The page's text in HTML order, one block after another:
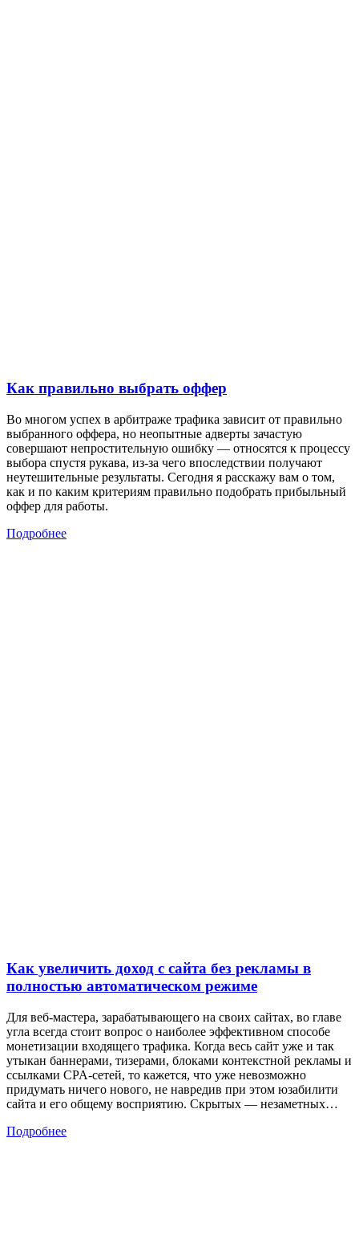
Как правильно выбрать оффер
Во многом успех в арбитраже трафика зависит от правильно
выбранного оффера, но неопытные адверты зачастую
совершают непростительную ошибку — относятся к процессу
выбора спустя рукава, из-за чего впоследствии получают
неутешительные результаты. Сегодня я расскажу вам о том,
как и по каким критериям правильно подобрать прибыльный
оффер для работы.
Подробнее
Как увеличить доход с сайта без рекламы в
полностью автоматическом режиме
Для веб-мастера, зарабатывающего на своих сайтах, во главе
угла всегда стоит вопрос о наиболее эффективном способе
монетизации входящего трафика. Когда весь сайт уже и так
утыкан баннерами, тизерами, блоками контекстной рекламы и
ссылками CPA-сетей, то кажется, что уже невозможно
придумать ничего нового, не навредив при этом юзабилити
сайта и его общему восприятию. Скрытых — незаметных…
Подробнее